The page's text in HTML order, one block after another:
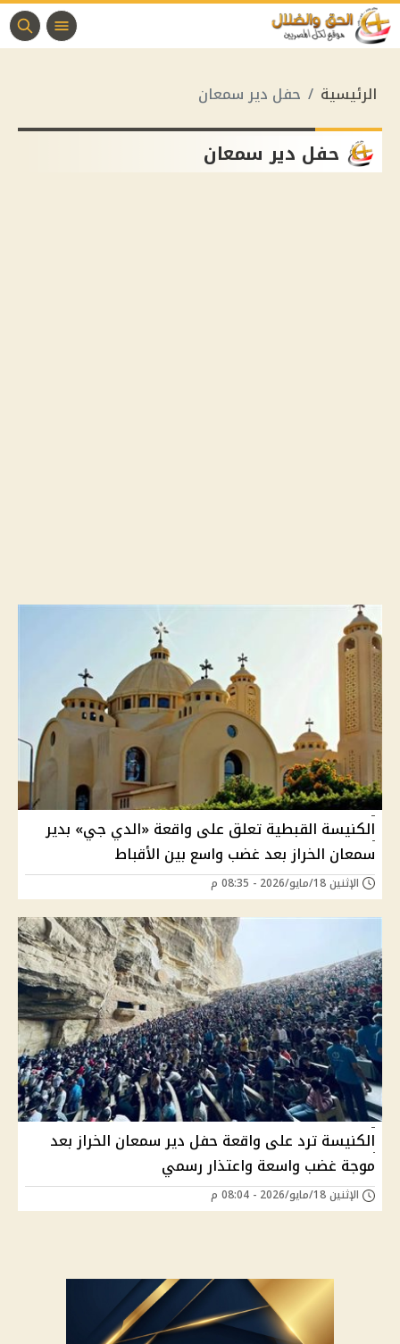
الرئيسية حفل دير سمعان
حفل دير سمعان
الكنيسة القبطية تعلق على واقعة «الدي جي» بدير
سمعان الخراز بعد غضب واسع بين الأقباط
الإثنين 18/مايو/2026 - 08:35 م
الكنيسة ترد على واقعة حفل دير سمعان الخراز بعد
موجة غضب واسعة واعتذار رسمي
الإثنين 18/مايو/2026 - 08:04 م